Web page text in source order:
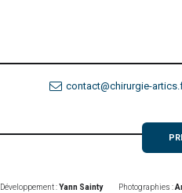
contact@chirurgie-
Développement :Yann Sainty Photographies :